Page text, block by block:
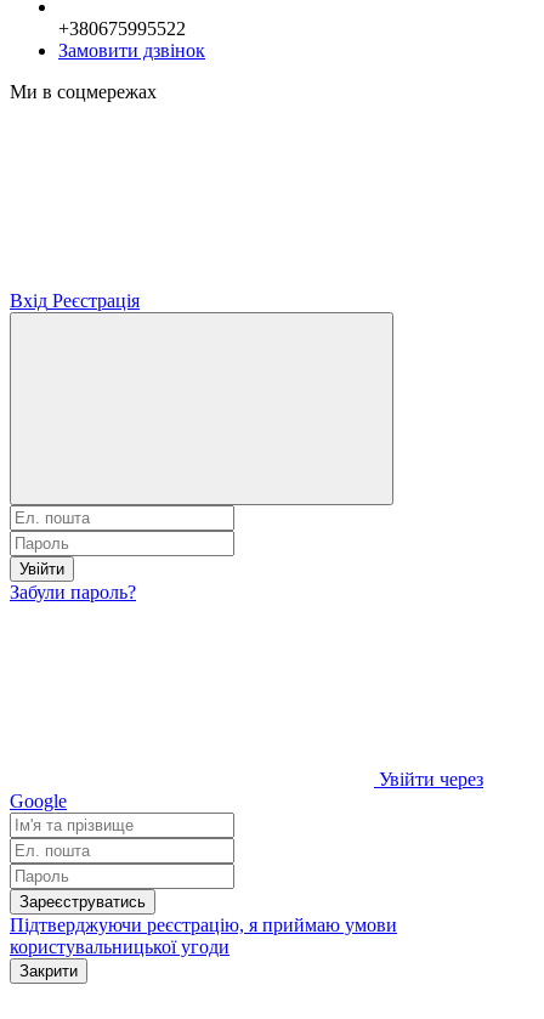
+380675995522
Замовити дзвінок
Ми в соцмережах
Вхід Реєстрація
Увійти
Забули пароль?
Увійти через
Google
Зареєструватись
Підтверджуючи реєстрацію, я приймаю умови
користувальницької угоди
Закрити